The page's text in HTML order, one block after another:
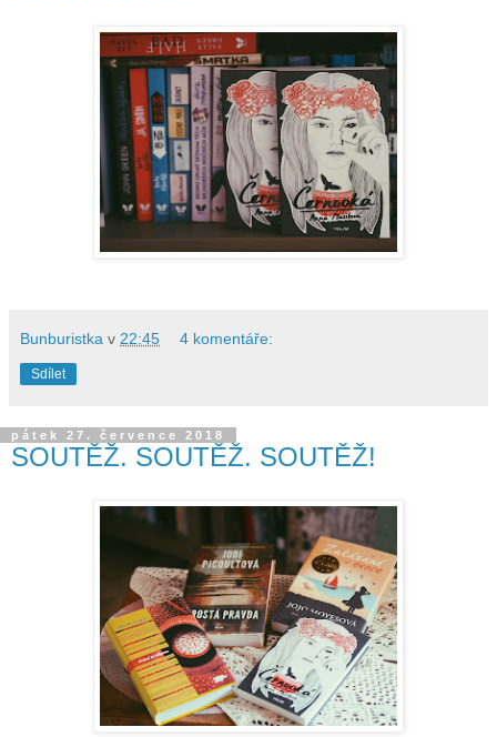
Bunburistka v 22:45 4 komentáře:
Sdílet
pátek 27. července 2018
SOUTĚŽ. SOUTĚŽ. SOUTĚŽ!